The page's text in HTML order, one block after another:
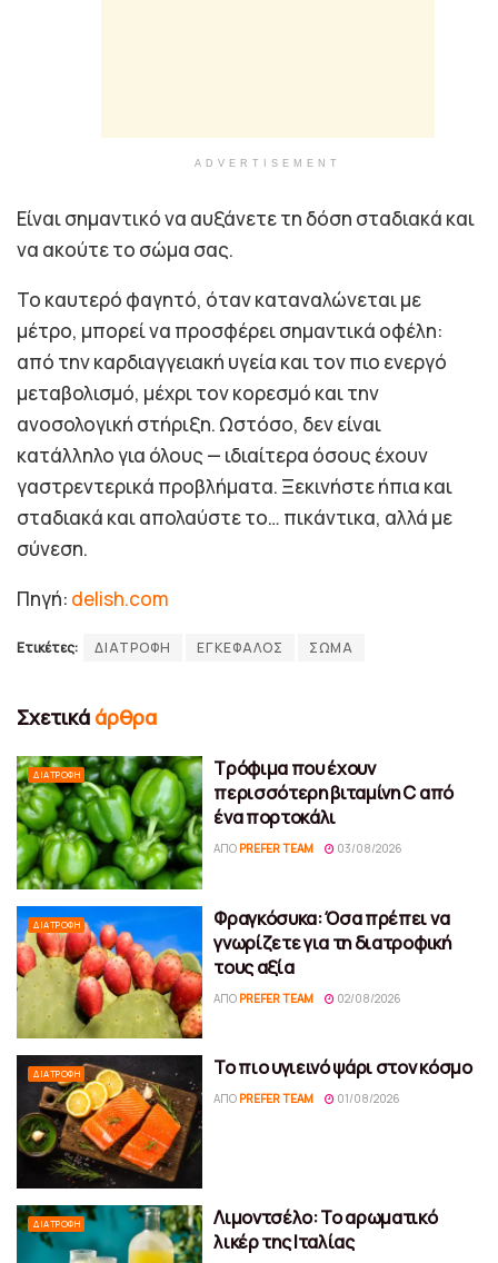
ADVERTISEMENT
Είναι σημαντικό να αυξάνετε τη δόση σταδιακά και
να ακούτε το σώμα σας.
Το καυτερό φαγητό, όταν καταναλώνεται με
μέτρο, μπορεί να προσφέρει σημαντικά οφέλη:
από την καρδιαγγειακή υγεία και τον πιο ενεργό
μεταβολισμό, μέχρι τον κορεσμό και την
ανοσολογική στήριξη. Ωστόσο, δεν είναι
κατάλληλο για όλους — ιδιαίτερα όσους έχουν
γαστρεντερικά προβλήματα. Ξεκινήστε ήπια και
σταδιακά και απολαύστε το… πικάντικα, αλλά με
σύνεση.
Πηγή: delish.com
Ετικέτες: ΔΙΑΤΡΟΦΗ ΕΓΚΕΦΑΛΟΣ ΣΩΜΑ
Σχετικά άρθρα
ΔΙΑΤΡΟΦΉ
Τρόφιμα που έχουν
περισσότερη βιταμίνη C από
ένα πορτοκάλι
ΑΠΌ PREFER TEAM 03/08/2026
ΔΙΑΤΡΟΦΉ
Φραγκόσυκα: Όσα πρέπει να
γνωρίζετε για τη διατροφική
τους αξία
ΑΠΌ PREFER TEAM 02/08/2026
ΔΙΑΤΡΟΦΉ Το πιο υγιεινό ψάρι στον κόσμο
ΑΠΌ PREFER TEAM 01/08/2026
ΔΙΑΤΡΟΦΉ
Λιμοντσέλο: Το αρωματικό
λικέρ της Ιταλίας